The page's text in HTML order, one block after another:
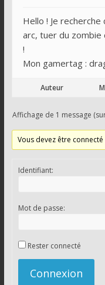
Hello ! Je
arc, tuer du
!
Mon gamertag :
Auteur
Affichage de 1 message
Vous devez être
Identifiant:
Mot de passe:
Rester connecté
Connexion